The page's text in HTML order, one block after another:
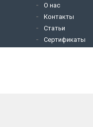
О нас
Контакты
Статьи
Сертификаты